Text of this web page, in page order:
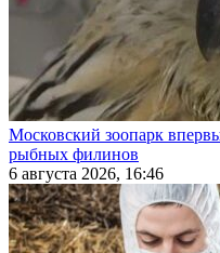
Московский зоопарк
рыбных филинов
6 августа 2026, 16:46